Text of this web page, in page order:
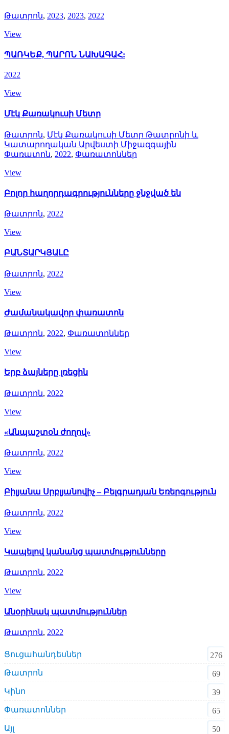
Թատրոն, 2023, 2023, 2022
View
ՊԱՌԿԵՔ, ՊԱՐՈՆ ՆԱԽԱԳԱՀ:
2022
View
Մէկ Քառակուսի Մետր
Թատրոն, Մէկ Քառակուսի Մետր Թատրոնի և
Կատարողական Արվեստի Միջազգային
Փառատոն, 2022, Փառատոններ
View
Բոլոր հաղորդագրությունները ջնջված են
Թատրոն, 2022
View
ԲԱՆՏԱՐԿՅԱԼԸ
Թատրոն, 2022
View
Ժամանակավոր փառատոն
Թատրոն, 2022, Փառատոններ
View
Երբ ձայները լռեցին
Թատրոն, 2022
View
«Անպաշտօն ժողով»
Թատրոն, 2022
View
Բիլյանա Սրբլյանովիչ – Բելգրադյան Եռերգություն
Թատրոն, 2022
View
Կապելով կանանց պատմությունները
Թատրոն, 2022
View
Անօրինակ պատմություններ
Թատրոն, 2022
Ցուցահանդեսներ
276
Թատրոն
69
Կինո
39
Փառատոններ
65
Այլ
50